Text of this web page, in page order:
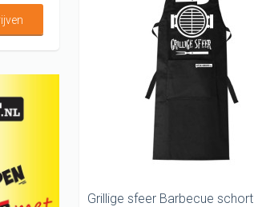
Grillige sfeer Barbecue schort